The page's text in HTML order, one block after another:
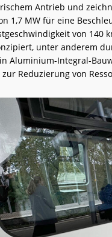
Antrieb und
1,7 MW für eine
von 140
unter anderem
Aluminium-Integral-
Reduzierung von